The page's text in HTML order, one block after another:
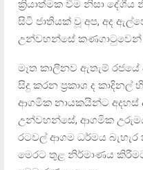
ක්‍රියාත්මක වීම නිසා
සිටි ජාතියක් වූ අප, අද
උන්වහන්සේ කණගාටුවෙන්
මෑත කාලීනව ඇතැම්
සිදු කරන ප්‍රකාශ ද
ආගමික නායකයින්ට අදහස්
උන්වහන්සේ, ආගමික
රටවල් ආගම ධර්මය
මෙරට තුළ නිර්මාණය